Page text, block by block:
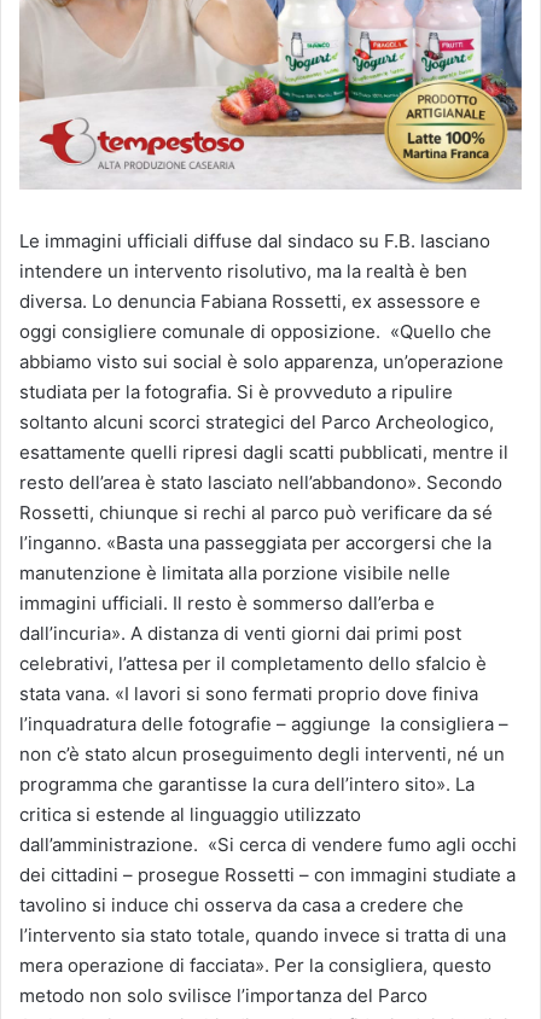
Le immagini ufficiali diffuse dal sindaco su F.B. lasciano
intendere un intervento risolutivo, ma la realtà è ben
diversa. Lo denuncia Fabiana Rossetti, ex assessore e
oggi consigliere comunale di opposizione. «Quello che
abbiamo visto sui social è solo apparenza, un’operazione
studiata per la fotografia. Si è provveduto a ripulire
soltanto alcuni scorci strategici del Parco Archeologico,
esattamente quelli ripresi dagli scatti pubblicati, mentre il
resto dell’area è stato lasciato nell’abbandono». Secondo
Rossetti, chiunque si rechi al parco può verificare da sé
l’inganno. «Basta una passeggiata per accorgersi che la
manutenzione è limitata alla porzione visibile nelle
immagini ufficiali. Il resto è sommerso dall’erba e
dall’incuria». A distanza di venti giorni dai primi post
celebrativi, l’attesa per il completamento dello sfalcio è
stata vana. «I lavori si sono fermati proprio dove finiva
l’inquadratura delle fotografie – aggiunge la consigliera –
non c’è stato alcun proseguimento degli interventi, né un
programma che garantisse la cura dell’intero sito». La
critica si estende al linguaggio utilizzato
dall’amministrazione. «Si cerca di vendere fumo agli occhi
dei cittadini – prosegue Rossetti – con immagini studiate a
tavolino si induce chi osserva da casa a credere che
l’intervento sia stato totale, quando invece si tratta di una
mera operazione di facciata». Per la consigliera, questo
metodo non solo svilisce l’importanza del Parco